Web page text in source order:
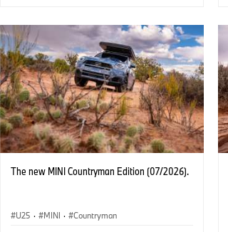
The new MINI Countryman Edition (07/2026).
U25 · MINI · Countryman